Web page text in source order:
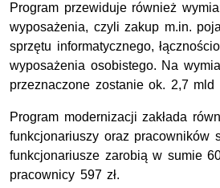
Program przewiduje również
wyposażenia, czyli zakup m.in.
sprzętu informatycznego,
wyposażenia osobistego. Na
przeznaczone zostanie ok. 2,7 mld
Program modernizacji zakłada
funkcjonariuszy oraz pracowników
funkcjonariusze zarobią w sumie
pracownicy 597 zł.